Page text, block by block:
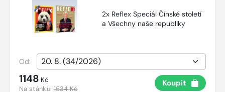
2x Reflex Speciál Čínské století
a Všechny naše republiky
Od:
1148 Kč
Na stánku:1534 Kč
Koupit